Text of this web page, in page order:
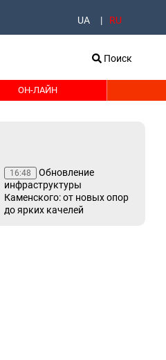
UA RU
Поиск
ОН-ЛАЙН
16:48
Обновление
инфраструктуры
Каменского: от новых опор
до ярких качелей